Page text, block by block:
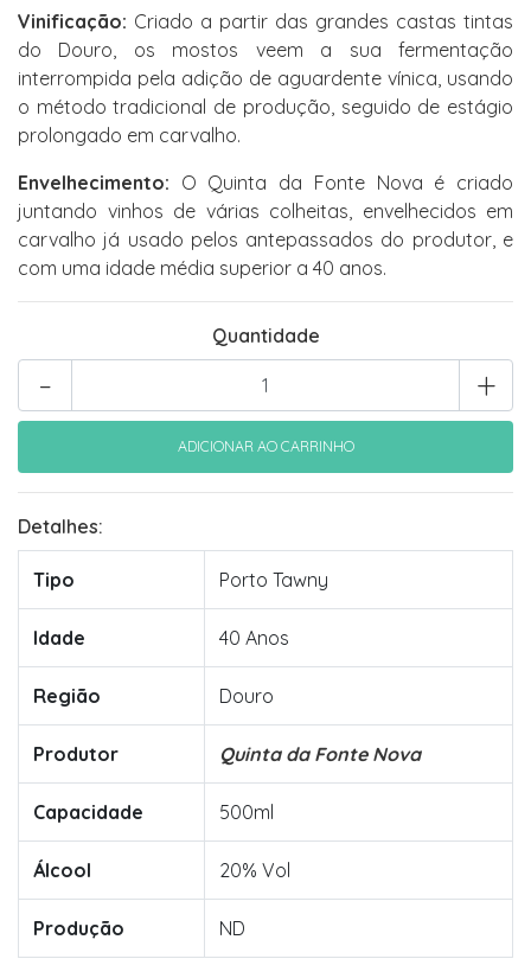
Vinificação: Criado a partir das grandes castas tintas
do Douro, os mostos veem a sua fermentação
interrompida pela adição de aguardente vínica, usando
o método tradicional de produção, seguido de estágio
prolongado em carvalho.
Envelhecimento: O Quinta da Fonte Nova é criado
juntando vinhos de várias colheitas, envelhecidos em
carvalho já usado pelos antepassados do produtor, e
com uma idade média superior a 40 anos.
Quantidade
+
-
Detalhes:
Tipo Porto Tawny
Idade 40 Anos
Região Douro
Produtor Quinta da Fonte Nova
Capacidade 500ml
Álcool 20% Vol
Produção ND